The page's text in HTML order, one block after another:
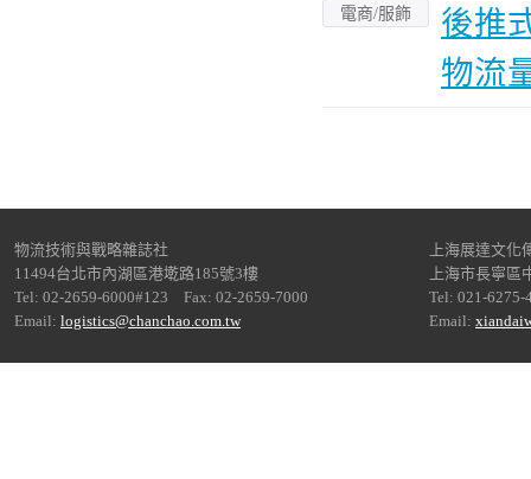
電商/服飾
後推
物流
物流技術與戰略雜誌社
11494台北市內湖區港墘路185號3樓
Tel: 02-2659-6000#123 Fax: 02-2659-7000
Email: logistics@chanchao.com.tw
上海展達文化
上海市長寧區
Tel: 021-6275-
Email: